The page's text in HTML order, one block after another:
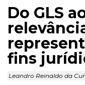
Do GLS
fins
Leandro Reinaldo da